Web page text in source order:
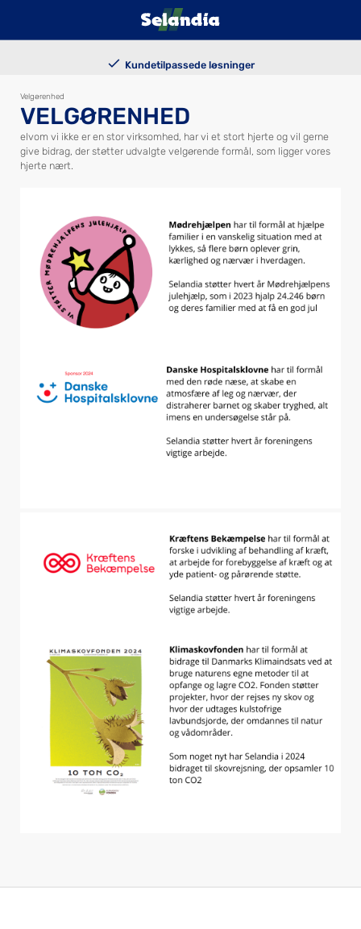
Velgørenhed
VELGØRENHED
elvom vi ikke er en stor virksomhed, har vi et stort hjerte og vil gerne
give bidrag, der støtter udvalgte velgørende formål, som ligger vores
hjerte nært.
100.000+ solgte trailers
Billig finansiering
Kundetilpassede løsninger